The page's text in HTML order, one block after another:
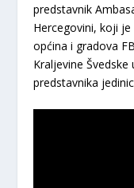
predstavnik
Hercegovini, koji
općina i gradova
Kraljevine
predstavnika